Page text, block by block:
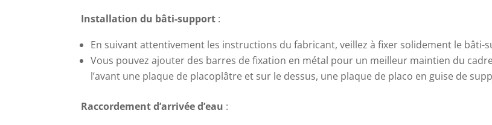
Installation du bâti-support :
En suivant attentivement les instructions du fabricant, veillez à fixer solidement le bâti-
Vous pouvez ajouter des barres de fixation en métal pour un meilleur maintien du
l’avant une plaque de placoplâtre et sur le dessus, une plaque de placo en guise de
Raccordement d’arrivée d’eau :